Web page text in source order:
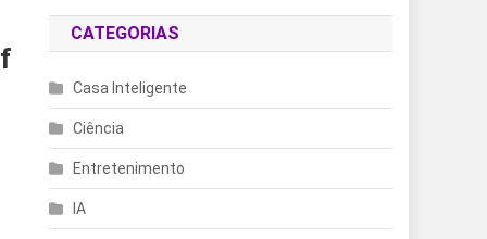
CATEGORIAS
Casa Inteligente
Ciência
Entretenimento
IA